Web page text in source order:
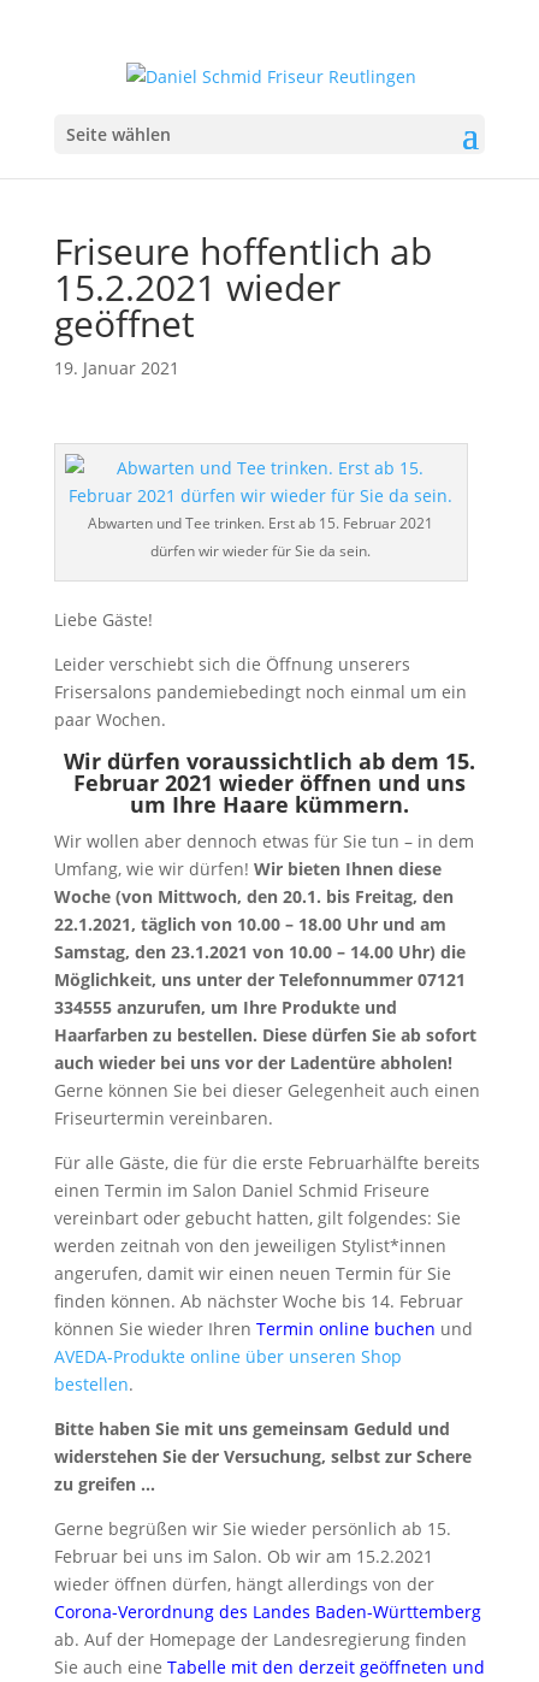
Seite wählen
Friseure hoffentlich ab
15.2.2021 wieder
geöffnet
19. Januar 2021
Abwarten und Tee trinken. Erst ab 15. Februar 2021
dürfen wir wieder für Sie da sein.
Liebe Gäste!
Leider verschiebt sich die Öffnung unserers
Frisersalons pandemiebedingt noch einmal um ein
paar Wochen.
Wir dürfen voraussichtlich ab dem 15.
Februar 2021 wieder öffnen und uns
um Ihre Haare kümmern.
Wir wollen aber dennoch etwas für Sie tun – in dem
Umfang, wie wir dürfen! Wir bieten Ihnen diese
Woche (von Mittwoch, den 20.1. bis Freitag, den
22.1.2021, täglich von 10.00 – 18.00 Uhr und am
Samstag, den 23.1.2021 von 10.00 – 14.00 Uhr) die
Möglichkeit, uns unter der Telefonnummer 07121
334555 anzurufen, um Ihre Produkte und
Haarfarben zu bestellen. Diese dürfen Sie ab sofort
auch wieder bei uns vor der Ladentüre abholen!
Gerne können Sie bei dieser Gelegenheit auch einen
Friseurtermin vereinbaren.
Für alle Gäste, die für die erste Februarhälfte bereits
einen Termin im Salon Daniel Schmid Friseure
vereinbart oder gebucht hatten, gilt folgendes: Sie
werden zeitnah von den jeweiligen Stylist*innen
angerufen, damit wir einen neuen Termin für Sie
finden können. Ab nächster Woche bis 14. Februar
können Sie wieder Ihren Termin online buchen und
AVEDA-Produkte online über unseren Shop
bestellen.
Bitte haben Sie mit uns gemeinsam Geduld und
widerstehen Sie der Versuchung, selbst zur Schere
zu greifen …
Gerne begrüßen wir Sie wieder persönlich ab 15.
Februar bei uns im Salon. Ob wir am 15.2.2021
wieder öffnen dürfen, hängt allerdings von der
Corona-Verordnung des Landes Baden-Württemberg
ab. Auf der Homepage der Landesregierung finden
Sie auch eine Tabelle mit den derzeit geöffneten und